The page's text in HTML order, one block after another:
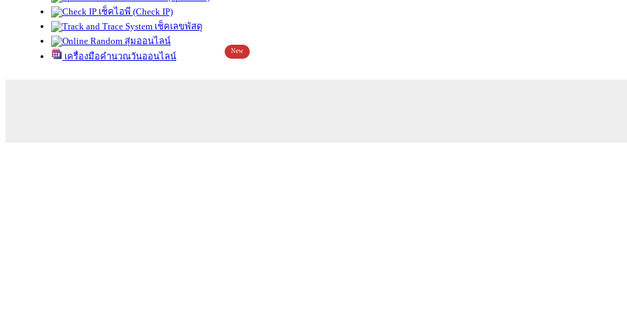
เช็คไอพี (Check IP)
เช็คเลขพัสดุ
สุ่มออนไลน์
เครื่องมือคำนวณวันออนไลน์
New